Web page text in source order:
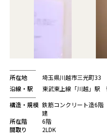
所在地
埼玉県川越市三光町33
沿線・駅
東武東上線「川越」駅
構造・規模 鉄筋コンクリート造6階
建
所在階
6階
間取り
2LDK